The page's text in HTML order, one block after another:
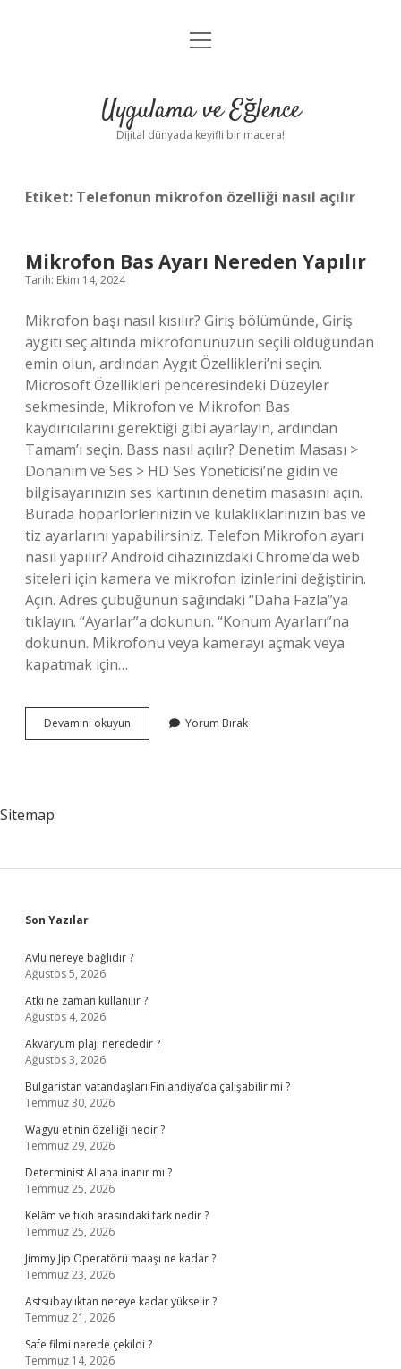
Anasayfa
Yasal Uyarı
menüyü
Uygulama ve Eğlence
Dijital dünyada keyifli bir macera!
Etiket: Telefonun mikrofon özelliği nasıl açılır
Mikrofon Bas Ayarı Nereden Yapılır
Tarih: Ekim 14, 2024
Mikrofon başı nasıl kısılır? Giriş bölümünde, Giriş
aygıtı seç altında mikrofonunuzun seçili olduğundan
emin olun, ardından Aygıt Özellikleri’ni seçin.
Microsoft Özellikleri penceresindeki Düzeyler
sekmesinde, Mikrofon ve Mikrofon Bas
kaydırıcılarını gerektiği gibi ayarlayın, ardından
Tamam’ı seçin. Bass nasıl açılır? Denetim Masası >
Donanım ve Ses > HD Ses Yöneticisi’ne gidin ve
bilgisayarınızın ses kartının denetim masasını açın.
Burada hoparlörlerinizin ve kulaklıklarınızın bas ve
tiz ayarlarını yapabilirsiniz. Telefon Mikrofon ayarı
nasıl yapılır? Android cihazınızdaki Chrome’da web
siteleri için kamera ve mikrofon izinlerini değiştirin.
Açın. Adres çubuğunun sağındaki “Daha Fazla”ya
tıklayın. “Ayarlar”a dokunun. “Konum Ayarları”na
dokunun. Mikrofonu veya kamerayı açmak veya
kapatmak için…
Devamını okuyun Mikrofon
Bas
Yorum Bırak
Sitemap
Sidebar
Son Yazılar
Avlu nereye bağlıdır ?
Ağustos 5, 2026
Atkı ne zaman kullanılır ?
Ağustos 4, 2026
Akvaryum plajı nerededir ?
Ağustos 3, 2026
Bulgaristan vatandaşları Finlandiya’da çalışabilir mi ?
Temmuz 30, 2026
Wagyu etinin özelliği nedir ?
Temmuz 29, 2026
Determinist Allaha inanır mı ?
Temmuz 25, 2026
Kelâm ve fıkıh arasındaki fark nedir ?
Temmuz 25, 2026
Jimmy Jip Operatörü maaşı ne kadar ?
Temmuz 23, 2026
Astsubaylıktan nereye kadar yükselir ?
Temmuz 21, 2026
Safe filmi nerede çekildi ?
Temmuz 14, 2026